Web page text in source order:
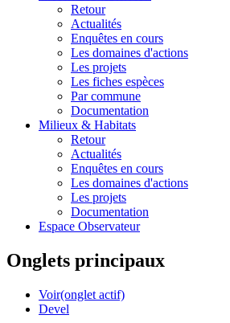
Retour
Actualités
Enquêtes en cours
Les domaines d'actions
Les projets
Les fiches espèces
Par commune
Documentation
Milieux & Habitats
Retour
Actualités
Enquêtes en cours
Les domaines d'actions
Les projets
Documentation
Espace Observateur
Onglets principaux
Voir(onglet actif)
Devel